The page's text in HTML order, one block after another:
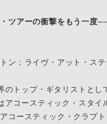
ツアーの衝撃をもう⼀度
ン：ライヴ・アット・ス
のトップ・ギタリストと
アコースティック・スタ
コースティック・クラプ